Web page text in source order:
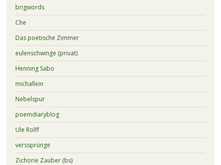
brigwords
Che
Das poetische Zimmer
eulenschwinge (privat)
Henning Sabo
michallein
Nebelspur
poemdiaryblog
Ule Rolff
verssprünge
Zichorie Zauber (bs)